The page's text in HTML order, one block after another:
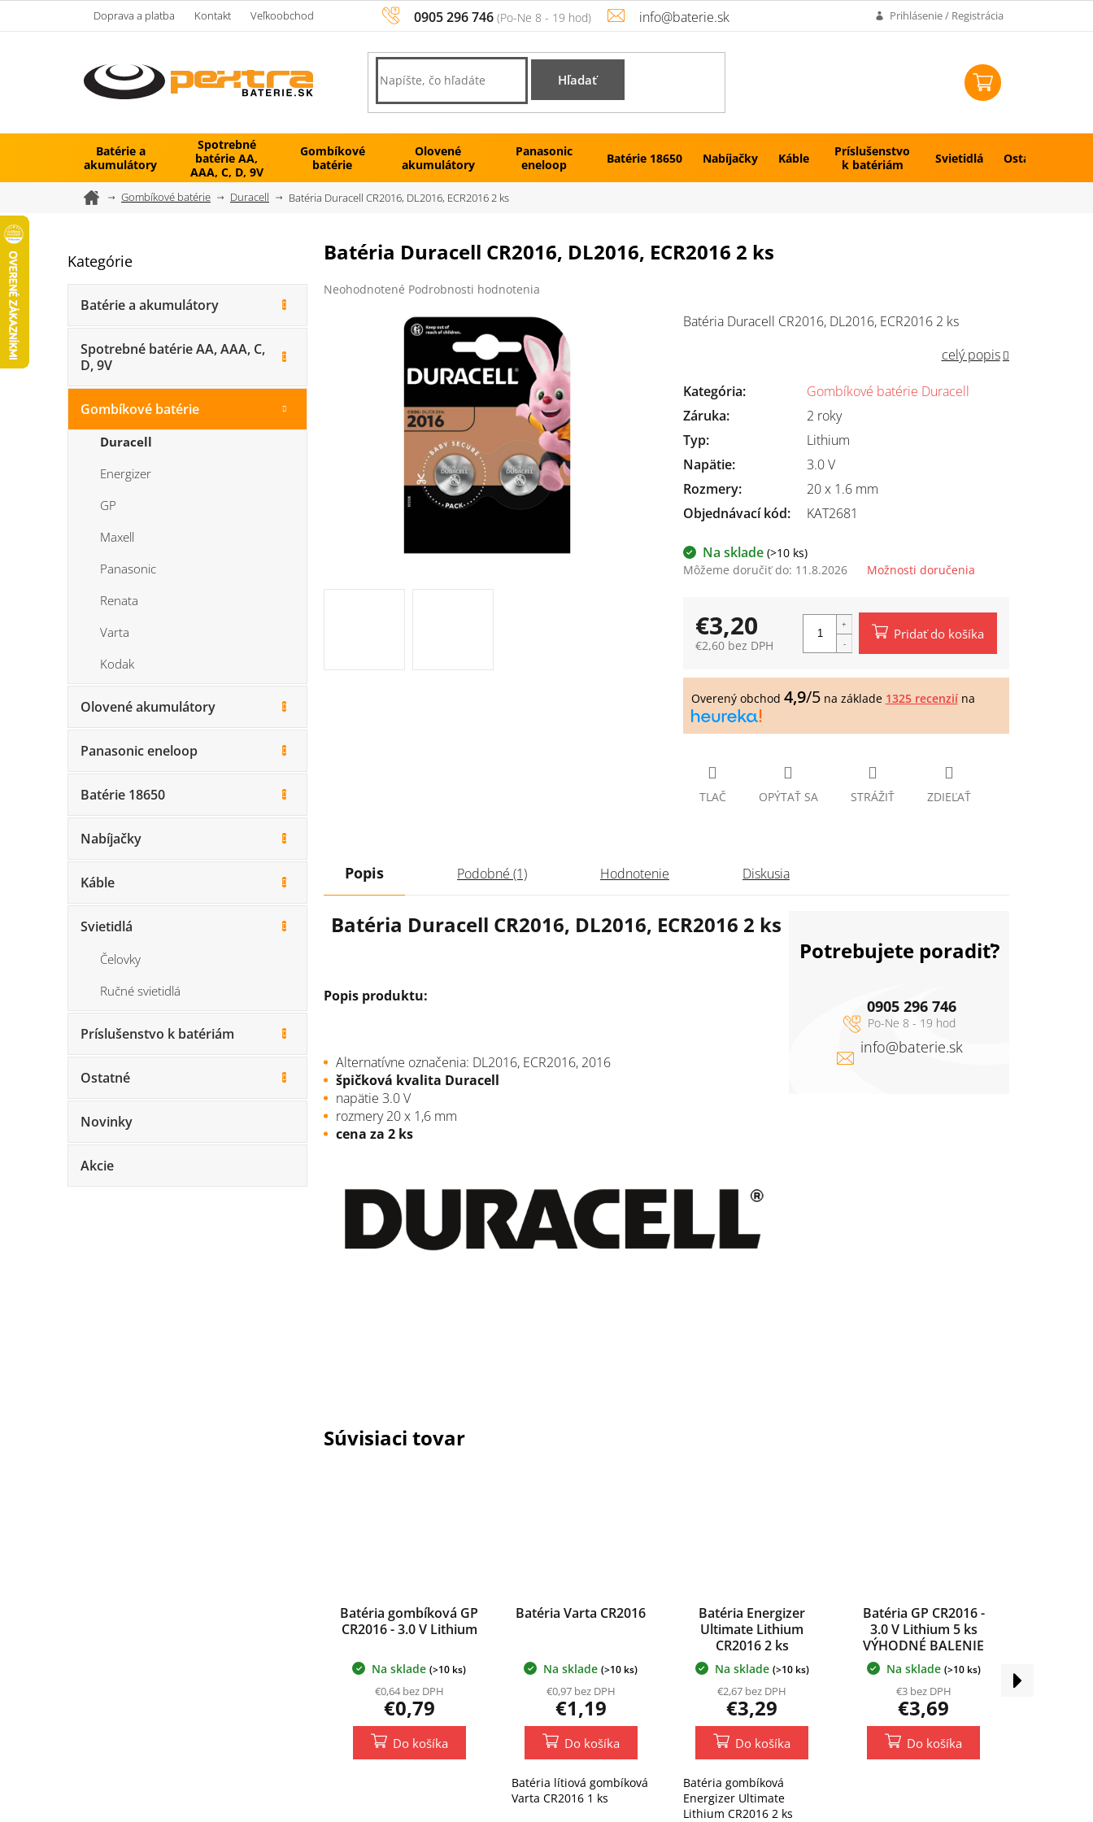
0905 296 746 info@baterie.sk
Doprava a platba Kontakt Veľkoobchod Prihlásenie / Registrácia
Hľadať
Batérie a
akumulátory
Spotrebné
batérie AA,
AAA, C, D, 9V
Gombíkové
batérie
Olovené
akumulátory
Panasonic
eneloop
Batérie 18650 Nabíjačky Káble
Príslušenstvo
k batériám
Svietidlá Ostatné
DomovGombíkové batérie Duracell Batéria Duracell CR2016, DL2016, ECR2016 2 ks
o
č
e
Preskočiť
Kategórie
Batérie a akumulátory
Spotrebné batérie AA, AAA, C,
D, 9V
Gombíkové batérie
Duracell
Energizer
GP
Maxell
Panasonic
Renata
Varta
Kodak
Olovené akumulátory
Panasonic eneloop
Batérie 18650
Nabíjačky
Káble
Svietidlá
Čelovky
Ručné svietidlá
Príslušenstvo k batériám
Ostatné
Novinky
Akcie
Batéria Duracell CR2016, DL2016, ECR2016 2 ks
Priemerné
Neohodnotené Podrobnosti hodnotenia
Na sklade (>10 ks)
Môžeme doručiť do: 11.8.2026 Možnosti doručenia
Batéria Duracell CR2016, DL2016, ECR2016 2 ks
celý popis
TLAČ OPÝTAŤ SA STRÁŽIŤ ZDIEĽAŤ
Kategória:
Gombíkové batérie Duracell
Záruka:
2 roky
Typ:
Lithium
Napätie:
3.0 V
Rozmery:
20 x 1.6 mm
Objednávací kód:
KAT2681
€3,20
€2,60 bez DPH
cena:
Pridať do košíka
Overený obchod 4,9/5na základe 1325 recenziína
Súvisiaci tovar
Batéria gombíková GP
CR2016 - 3.0 V Lithium
Na sklade (>10 ks)
€0,64 bez DPH
€0,79
Do košíka
Batéria Varta CR2016
Na sklade (>10 ks)
€0,97 bez DPH
€1,19
Do košíka
Batéria lítiová gombíková
Varta CR2016 1 ks
Batéria Energizer
Ultimate Lithium
CR2016 2 ks
Na sklade (>10 ks)
€2,67 bez DPH
€3,29
Do košíka
Batéria gombíková
Energizer Ultimate
Lithium CR2016 2 ks
Batéria GP CR2016 -
3.0 V Lithium 5 ks
VÝHODNÉ BALENIE
Na sklade (>10 ks)
€3 bez DPH
€3,69
Do košíka
Popis Podobné (1) Hodnotenie Diskusia
Batéria Duracell CR2016, DL2016, ECR2016 2 ks
Popis produktu:
Alternatívne označenia: DL2016, ECR2016, 2016
špičková kvalita Duracell
napätie 3.0 V
rozmery 20 x 1,6 mm
cena za 2 ks
Potrebujete poradiť?
info@baterie.sk
0905 296 746